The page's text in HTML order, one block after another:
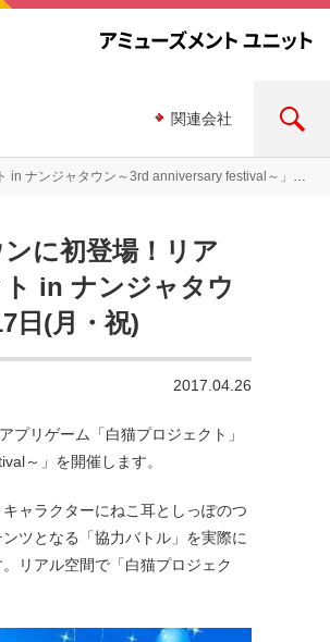
関連会社
festival～」2017年5月12日(金)～7月17日(月・祝)
に初登場！リア
in ナンジャタウ
日(月・祝)
2017.04.26
リゲーム「白猫プロジェクト」
～」を開催します。
ャラクターにねこ耳としっぽのつ
ツとなる「協力バトル」を実際に
リアル空間で「白猫プロジェク